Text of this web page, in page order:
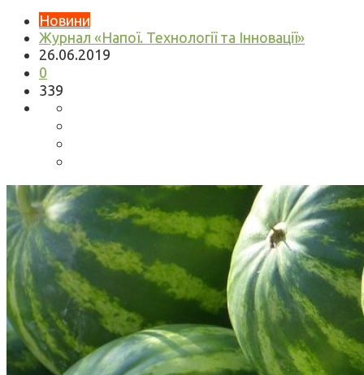
Новини
Журнал «Напої. Технології та Інновації»
26.06.2019
0
339